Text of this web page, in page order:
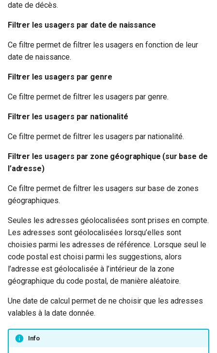
état matrimonial
date de décès.
Filtrer les usagers par date de naissance
Ce filtre permet de filtrer les usagers en fonction de leur
date de naissance.
Filtrer les usagers par genre
Ce filtre permet de filtrer les usagers par genre.
Filtrer les usagers par nationalité
Ce filtre permet de filtrer les usagers par nationalité.
Filtrer les usagers par zone géographique (sur base de
l’adresse)
Ce filtre permet de filtrer les usagers sur base de zones
géographiques.
Seules les adresses géolocalisées sont prises en compte.
Les adresses sont géolocalisées lorsqu’elles sont
choisies parmi les adresses de référence. Lorsque seul le
code postal est choisi parmi les suggestions, alors
l’adresse est géolocalisée à l’intérieur de la zone
géographique du code postal, de manière aléatoire.
Une date de calcul permet de ne choisir que les adresses
valables à la date donnée.
Info